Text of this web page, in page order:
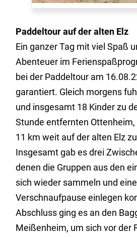
Paddeltour auf der alten Elz
Ein ganzer Tag mit viel Spaß
Abenteuer im
bei der Paddeltour am
garantiert. Gleich morgens
und insgesamt 18 Kinder zu
Stunde entfernten
11 km weit auf der alten Elz
Insgesamt gab es drei
denen die Gruppen aus den
sich wieder sammeln und
Verschnaufpause einlegen
Abschluss ging es an den
Meißenheim, um sich vor der